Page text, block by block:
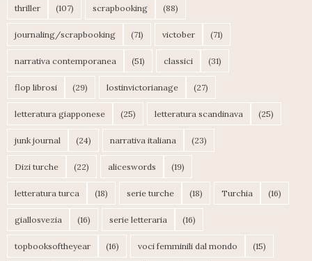
thriller (107) scrapbooking (88)
journaling/scrapbooking (71) victober (71)
narrativa contemporanea (51) classici (31)
flop librosi (29) lostinvictorianage (27)
letteratura giapponese (25) letteratura scandinava (25)
junk journal (24) narrativa italiana (23)
Dizi turche (22) aliceswords (19)
letteratura turca (18) serie turche (18) Turchia (16)
giallosvezia (16) serie letteraria (16)
topbooksoftheyear (16) voci femminili dal mondo (15)